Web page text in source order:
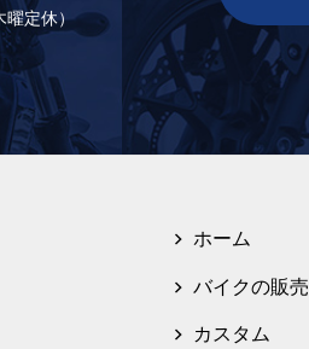
曜定休）
ホーム
バイクの販売
カスタム